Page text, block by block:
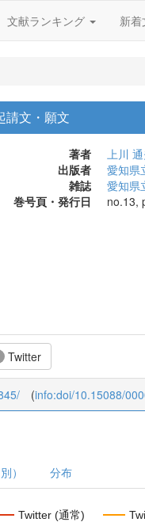
文献ランキング 新
請文・願文
著者
上川
出版者
愛知県
雑誌
愛知県
巻号頁・発行日
no.13,
Twitter
(info:doi/10.15088/
） 分布
Twitter (通常)